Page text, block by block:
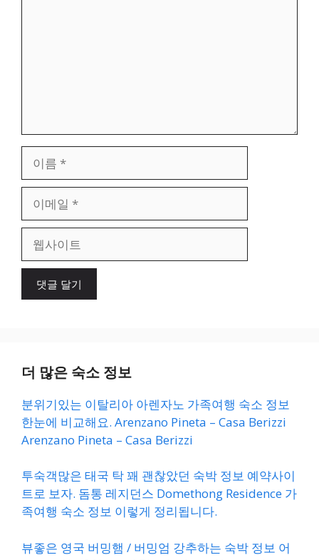
일
이
더 많은 숙소 정보
분위기있는 이탈리아 아렌자노 가족여행 숙소 정보
한눈에 비교해요. Arenzano Pineta – Casa Berizzi
Arenzano Pineta – Casa Berizzi
투숙객많은 태국 탁 꽤 괜찮았던 숙박 정보 예약사이
트로 보자. 돔통 레지던스 Domethong Residence 가
족여행 숙소 정보 이렇게 정리됩니다.
뷰좋은 영국 버밍햄 / 버밍엄 강추하는 숙박 정보 어